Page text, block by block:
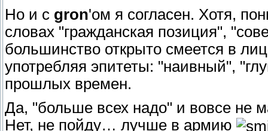
Но и с gron'ом я согласен. Хотя,
словах "гражданская позиция",
большинство открыто смеется в
употребляя эпитеты: "наивный",
прошлых времен.
Да, "больше всех надо" и вовсе не
Нет, не пойду… лучше в армию